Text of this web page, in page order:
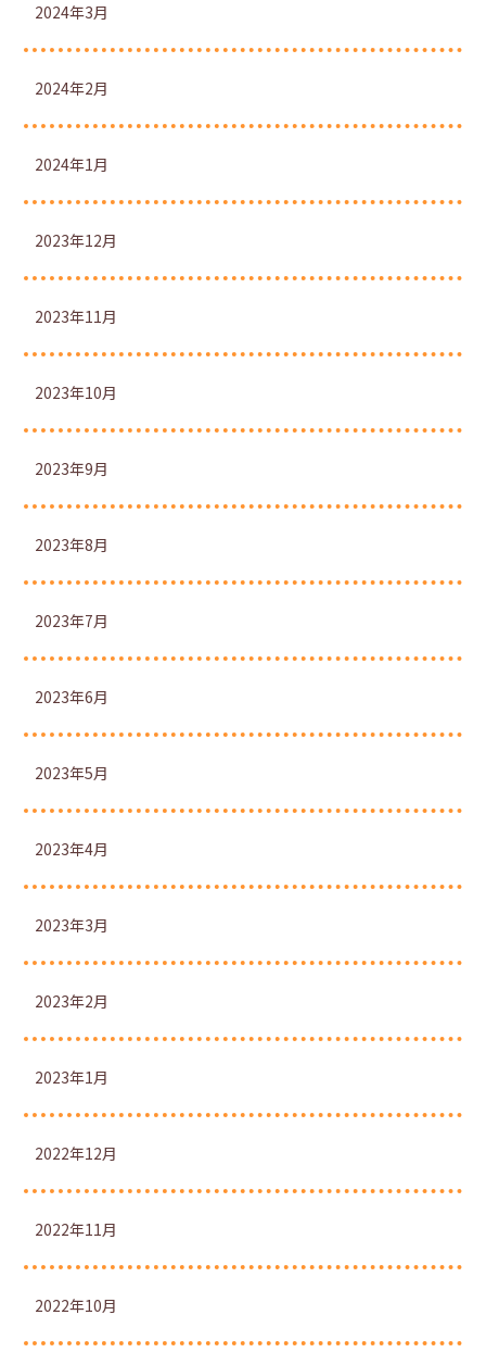
2024年3月
2024年2月
2024年1月
2023年12月
2023年11月
2023年10月
2023年9月
2023年8月
2023年7月
2023年6月
2023年5月
2023年4月
2023年3月
2023年2月
2023年1月
2022年12月
2022年11月
2022年10月